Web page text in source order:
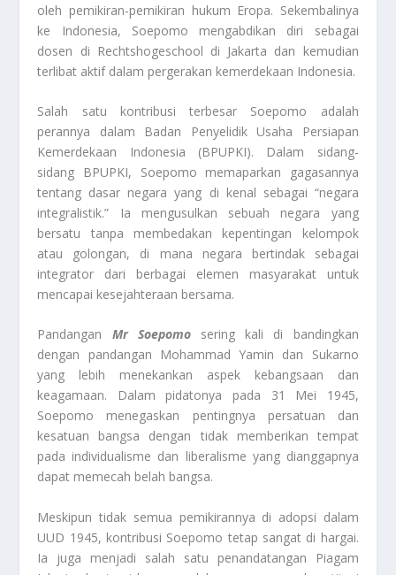
oleh pemikiran-pemikiran hukum Eropa. Sekembalinya
ke Indonesia, Soepomo mengabdikan diri sebagai
dosen di Rechtshogeschool di Jakarta dan kemudian
terlibat aktif dalam pergerakan kemerdekaan Indonesia.
Salah satu kontribusi terbesar Soepomo adalah
perannya dalam Badan Penyelidik Usaha Persiapan
Kemerdekaan Indonesia (BPUPKI). Dalam sidang-
sidang BPUPKI, Soepomo memaparkan gagasannya
tentang dasar negara yang di kenal sebagai “negara
integralistik.” Ia mengusulkan sebuah negara yang
bersatu tanpa membedakan kepentingan kelompok
atau golongan, di mana negara bertindak sebagai
integrator dari berbagai elemen masyarakat untuk
mencapai kesejahteraan bersama.
Pandangan Mr Soepomo sering kali di bandingkan
dengan pandangan Mohammad Yamin dan Sukarno
yang lebih menekankan aspek kebangsaan dan
keagamaan. Dalam pidatonya pada 31 Mei 1945,
Soepomo menegaskan pentingnya persatuan dan
kesatuan bangsa dengan tidak memberikan tempat
pada individualisme dan liberalisme yang dianggapnya
dapat memecah belah bangsa.
Meskipun tidak semua pemikirannya di adopsi dalam
UUD 1945, kontribusi Soepomo tetap sangat di hargai.
Ia juga menjadi salah satu penandatangan Piagam